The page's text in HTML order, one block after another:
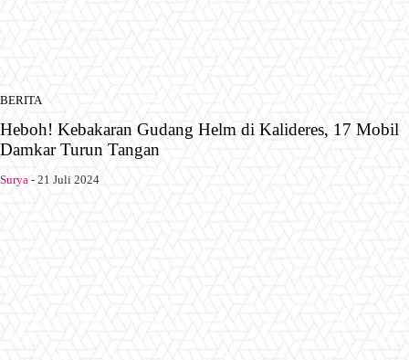
BERITA
Heboh! Kebakaran Gudang Helm di Kalideres, 17 Mobil
Damkar Turun Tangan
Surya - 21 Juli 2024